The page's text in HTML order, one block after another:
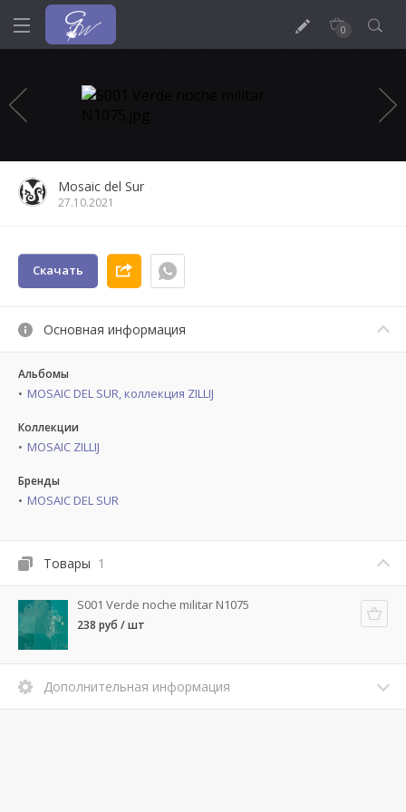
0
Mosaic del Sur
27.10.2021
Скачать
Основная информация
Альбомы
MOSAIC DEL SUR, коллекция ZILLIJ
Коллекции
MOSAIC ZILLIJ
Бренды
MOSAIC DEL SUR
Товары 1
S001 Verde noche militar N1075
238 руб / шт
Дополнительная информация